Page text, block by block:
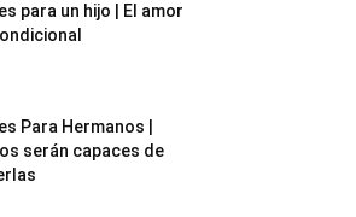
para un hijo | El amor
Para Hermanos |
serán capaces de